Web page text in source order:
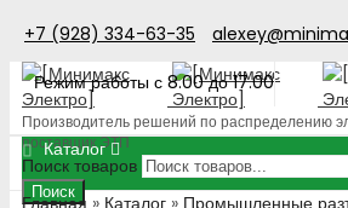
+7 (928) 334-63-35
Режим работы с 8.00 до 17.00
Производитель решений по распределению
поставщик ЭТП
Поиск товаров
Поиск
Каталог
Главная » Каталог » Промышленные